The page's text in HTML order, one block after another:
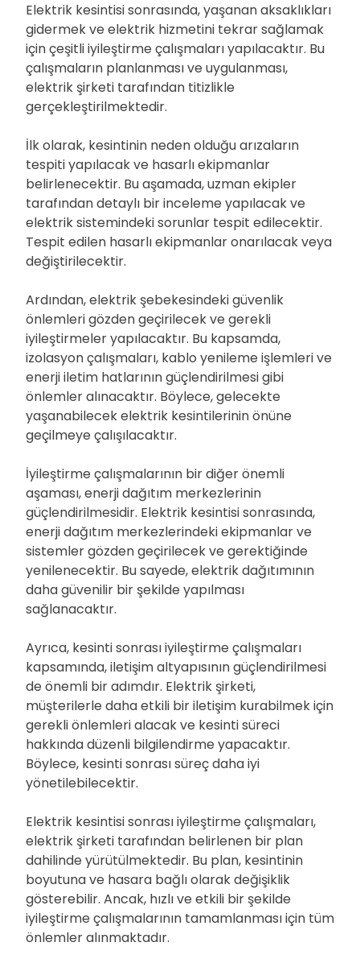
Elektrik kesintisi sonrasında, yaşanan aksaklıkları
gidermek ve elektrik hizmetini tekrar sağlamak
için çeşitli iyileştirme çalışmaları yapılacaktır. Bu
çalışmaların planlanması ve uygulanması,
elektrik şirketi tarafından titizlikle
gerçekleştirilmektedir.
İlk olarak, kesintinin neden olduğu arızaların
tespiti yapılacak ve hasarlı ekipmanlar
belirlenecektir. Bu aşamada, uzman ekipler
tarafından detaylı bir inceleme yapılacak ve
elektrik sistemindeki sorunlar tespit edilecektir.
Tespit edilen hasarlı ekipmanlar onarılacak veya
değiştirilecektir.
Ardından, elektrik şebekesindeki güvenlik
önlemleri gözden geçirilecek ve gerekli
iyileştirmeler yapılacaktır. Bu kapsamda,
izolasyon çalışmaları, kablo yenileme işlemleri ve
enerji iletim hatlarının güçlendirilmesi gibi
önlemler alınacaktır. Böylece, gelecekte
yaşanabilecek elektrik kesintilerinin önüne
geçilmeye çalışılacaktır.
İyileştirme çalışmalarının bir diğer önemli
aşaması, enerji dağıtım merkezlerinin
güçlendirilmesidir. Elektrik kesintisi sonrasında,
enerji dağıtım merkezlerindeki ekipmanlar ve
sistemler gözden geçirilecek ve gerektiğinde
yenilenecektir. Bu sayede, elektrik dağıtımının
daha güvenilir bir şekilde yapılması
sağlanacaktır.
Ayrıca, kesinti sonrası iyileştirme çalışmaları
kapsamında, iletişim altyapısının güçlendirilmesi
de önemli bir adımdır. Elektrik şirketi,
müşterilerle daha etkili bir iletişim kurabilmek için
gerekli önlemleri alacak ve kesinti süreci
hakkında düzenli bilgilendirme yapacaktır.
Böylece, kesinti sonrası süreç daha iyi
yönetilebilecektir.
Elektrik kesintisi sonrası iyileştirme çalışmaları,
elektrik şirketi tarafından belirlenen bir plan
dahilinde yürütülmektedir. Bu plan, kesintinin
boyutuna ve hasara bağlı olarak değişiklik
gösterebilir. Ancak, hızlı ve etkili bir şekilde
iyileştirme çalışmalarının tamamlanması için tüm
önlemler alınmaktadır.